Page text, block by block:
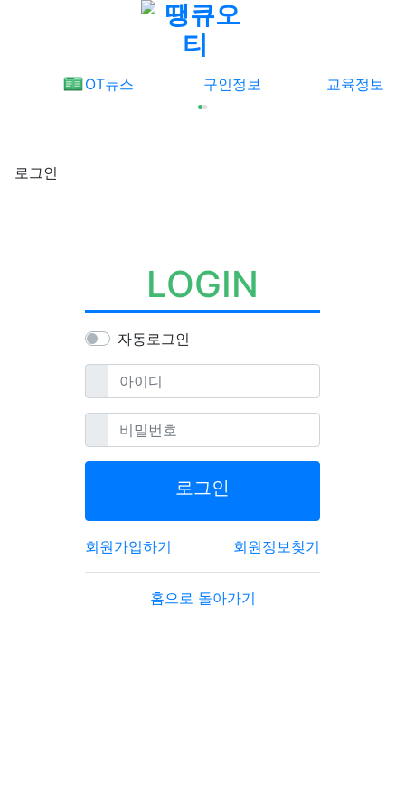
OT뉴스 구인정보 교육정보
로그인
LOGIN
자동로그인
아이디필수
비밀번호필수
로그인
회원가입하기 회원정보찾기
홈으로 돌아가기